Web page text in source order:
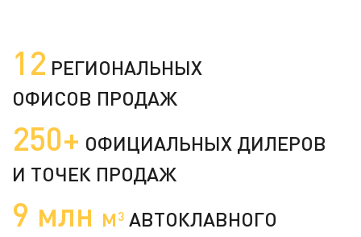
12 РЕГИОНАЛЬНЫХ
ОФИСОВ ПРОДАЖ
250+ ОФИЦИАЛЬНЫХ ДИЛЕРОВ
И ТОЧЕК ПРОДАЖ
9 млн м 3 АВТОКЛАВНОГО